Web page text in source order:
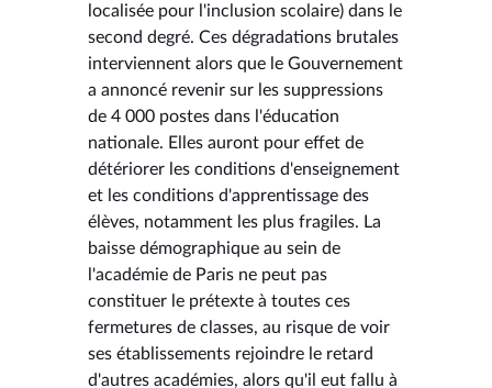
localisée pour l'inclusion scolaire) dans le
second degré. Ces dégradations brutales
interviennent alors que le Gouvernement
a annoncé revenir sur les suppressions
de 4 000 postes dans l'éducation
nationale. Elles auront pour effet de
détériorer les conditions d'enseignement
et les conditions d'apprentissage des
élèves, notamment les plus fragiles. La
baisse démographique au sein de
l'académie de Paris ne peut pas
constituer le prétexte à toutes ces
fermetures de classes, au risque de voir
ses établissements rejoindre le retard
d'autres académies, alors qu'il eut fallu à